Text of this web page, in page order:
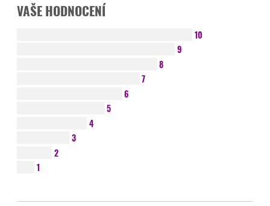
VAŠE HODNOCENÍ
10
9
8
7
6
5
4
3
2
1